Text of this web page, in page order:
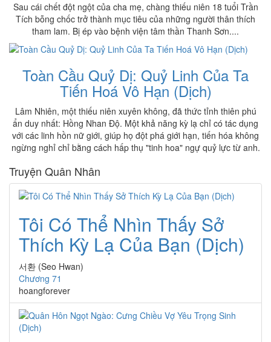
Sau cái chết đột ngột của cha mẹ, chàng thiếu niên 18 tuổi Trần
Tích bỗng chốc trở thành mục tiêu của những người thân thích
tham lam. Bị ép vào bệnh viện tâm thần Thanh Sơn....
Toàn Cầu Quỷ Dị: Quỷ Linh Của Ta
Tiến Hoá Vô Hạn (Dịch)
Lâm Nhiên, một thiếu niên xuyên không, đã thức tỉnh thiên phú
ẩn duy nhất: Hồng Nhan Độ. Một khả năng kỳ lạ chỉ có tác dụng
với các linh hồn nữ giới, giúp họ đột phá giới hạn, tiến hóa không
ngừng nghỉ chỉ bằng cách hấp thụ "tinh hoa" ngự quỷ lực từ anh.
Truyện Quân Nhân
Tôi Có Thể Nhìn Thấy Sở
Thích Kỳ Lạ Của Bạn (Dịch)
서환 (Seo Hwan)
Chương 71
hoangforever